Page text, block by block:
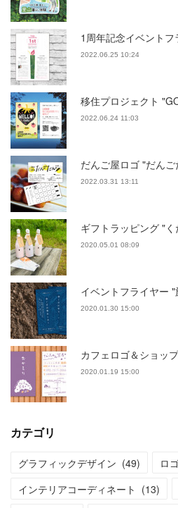
1周年記念イベント
2022.06.25 10:24
移住プロジェクト
2022.06.24 11:03
だんご屋ロゴ "だん
2022.03.31 13:11
ギフトラッピング "
2020.05.01 08:09
イベントフライヤー
2020.01.30 15:00
カフェロゴ＆ショッ
2020.01.19 15:00
カテゴリ
グラフィックデザイン (49) ロ
インテリアコーディネート (13)